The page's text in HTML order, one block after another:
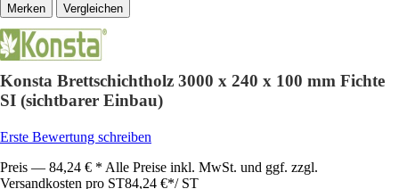
Vergleichen
Konsta Brettschichtholz 3000 x 240 x 100 mm Fichte
SI (sichtbarer Einbau)
Erste Bewertung schreiben
Preis — 84,24 € * Alle Preise inkl. MwSt. und ggf. zzgl.
Versandkosten pro ST84,24 €*/ ST